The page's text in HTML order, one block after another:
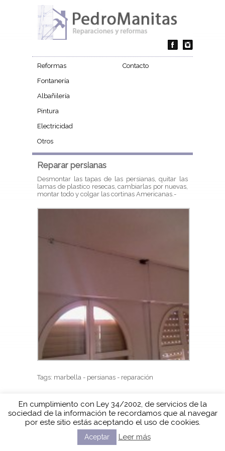
Reformas
Fontanería
Albañilería
Pintura
Electricidad
Otros
Contacto
Reparar persianas
Desmontar las tapas de las persianas, quitar las
lamas de plastico resecas, cambiarlas por nuevas,
montar todo y colgar las cortinas Americanas.-
Tags: marbella - persianas - reparación
En cumplimiento con Ley 34/2002, de servicios de la
sociedad de la información te recordamos que al navegar
por este sitio estás aceptando el uso de cookies.
Aceptar Leer más